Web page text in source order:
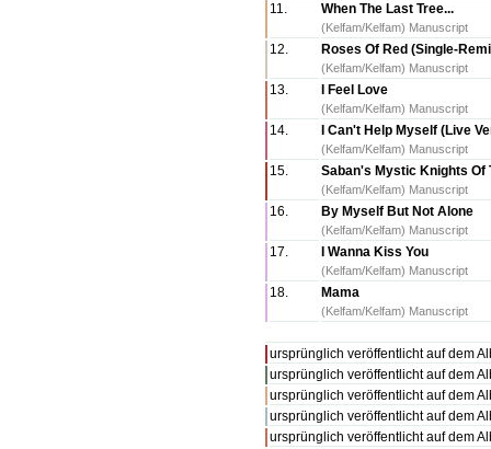
11. When The Last Tree...
(Kelfam/Kelfam) Manuscript
12. Roses Of Red (Single-
(Kelfam/Kelfam) Manuscript
13. I Feel Love
(Kelfam/Kelfam) Manuscript
14. I Can't Help Myself (Live
(Kelfam/Kelfam) Manuscript
15. Saban's Mystic Knights Of
(Kelfam/Kelfam) Manuscript
16. By Myself But Not Alone
(Kelfam/Kelfam) Manuscript
17. I Wanna Kiss You
(Kelfam/Kelfam) Manuscript
18. Mama
(Kelfam/Kelfam) Manuscript
ursprünglich veröffentlicht auf dem
ursprünglich veröffentlicht auf dem
ursprünglich veröffentlicht auf dem
ursprünglich veröffentlicht auf dem
ursprünglich veröffentlicht auf dem